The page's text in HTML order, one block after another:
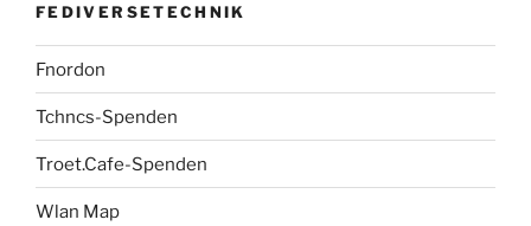
FEDIVERSETECHNIK
Fnordon
Tchncs-Spenden
Troet.Cafe-Spenden
Wlan Map